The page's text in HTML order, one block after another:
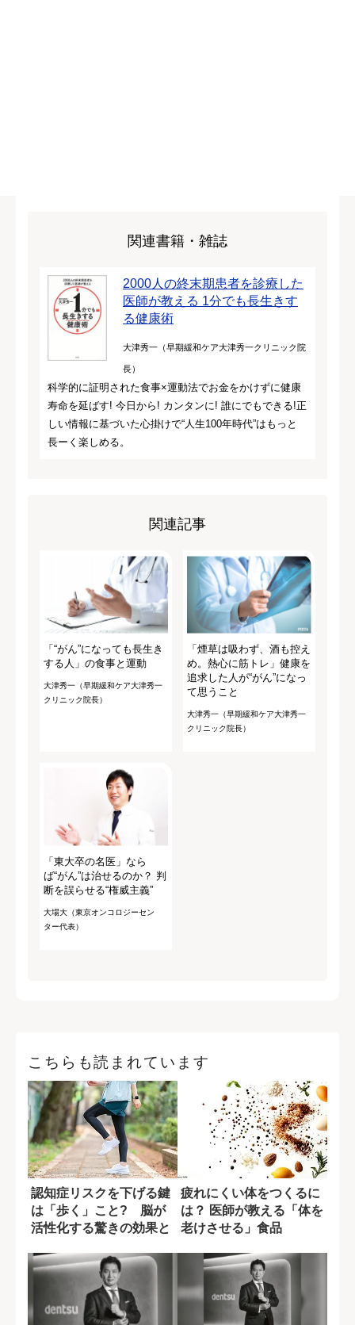
関連書籍・雑誌
2000人の終末期患者を診療した
医師が教える 1分でも長生きす
る健康術
大津秀一（早期緩和ケア大津秀一クリニック院
長）
科学的に証明された食事×運動法でお金をかけずに健康
寿命を延ばす! 今日から! カンタンに! 誰にでもできる!正
しい情報に基づいた心掛けで“人生100年時代”はもっと
長ーく楽しめる。
関連記事
「“がん”になっても長生き
する人」の食事と運動
大津秀一（早期緩和ケア大津秀一
クリニック院長）
「煙草は吸わず、酒も控え
め。熱心に筋トレ」健康を
追求した人が“がん”になっ
て思うこと
大津秀一（早期緩和ケア大津秀一
クリニック院長）
「東大卒の名医」なら
ば“がん”は治せるのか？ 判
断を誤らせる“権威主義”
大場大（東京オンコロジーセン
ター代表）
こちらも読まれています
認知症リスクを下げる鍵
は「歩く」こと? 脳が
活性化する驚きの効果と
疲れにくい体をつくるに
は？ 医師が教える「体を
老けさせる」食品